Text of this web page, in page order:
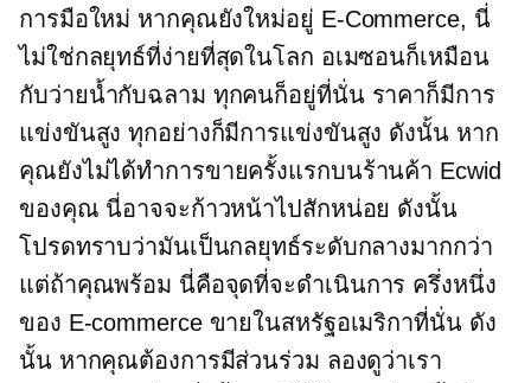
การมือใหม่ หากคุณยังใหม่อยู่ E-Commerce, นี่
ไม่ใช่กลยุทธ์ที่ง่ายที่สุดในโลก อเมซอนก็เหมือน
กับว่ายน้ำกับฉลาม ทุกคนก็อยู่ที่นั่น ราคาก็มีการ
แข่งขันสูง ทุกอย่างก็มีการแข่งขันสูง ดังนั้น หาก
คุณยังไม่ได้ทำการขายครั้งแรกบนร้านค้า Ecwid
ของคุณ นี่อาจจะก้าวหน้าไปสักหน่อย ดังนั้น
โปรดทราบว่ามันเป็นกลยุทธ์ระดับกลางมากกว่า
แต่ถ้าคุณพร้อม นี่คือจุดที่จะดำเนินการ ครึ่งหนึ่ง
ของ E-commerceขายในสหรัฐอเมริกาที่นั่น ดัง
นั้น หากคุณต้องการมีส่วนร่วม ลองดูว่าเรา